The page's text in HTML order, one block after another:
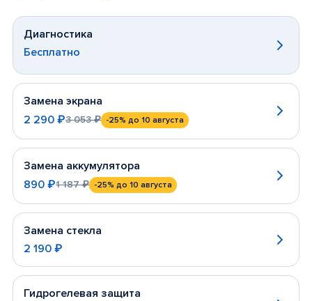
Диагностика
Бесплатно
Замена экрана
2 290 ₽3 053 ₽ -25% до 10 августа
Замена аккумулятора
890 ₽1 187 ₽ -25% до 10 августа
Замена стекла
2 190 ₽
Гидрогелевая защита